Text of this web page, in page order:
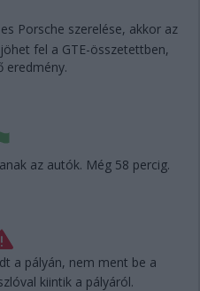
Porsche szerelése, akkor az
fel a GTE-összetettben,
eredmény.
az autók. Még 58 percig.
a pályán, nem ment be a
kiintik a pályáról.